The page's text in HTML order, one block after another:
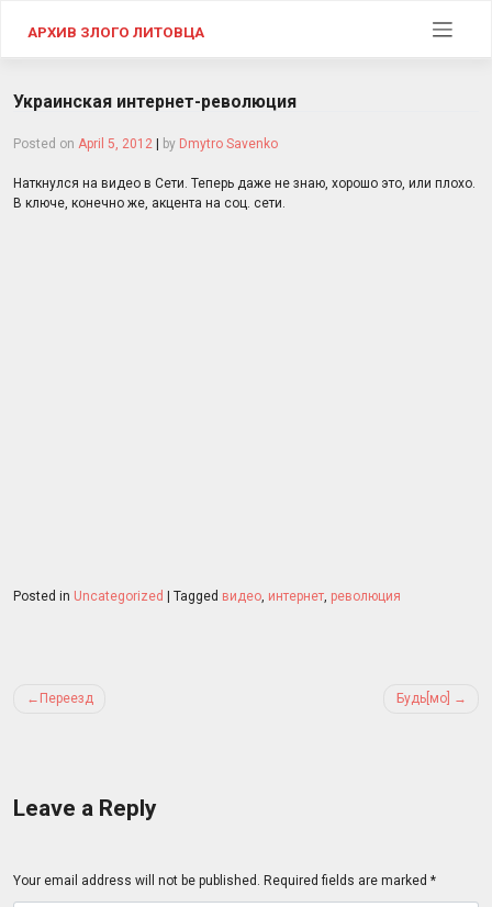
АРХИВ ЗЛОГО ЛИТОВЦА
Украинская интернет-революция
Posted on April 5, 2012 | by Dmytro Savenko
Наткнулся на видео в Сети. Теперь даже не знаю, хорошо это, или плохо.
В ключе, конечно же, акцента на соц. сети.
Posted in Uncategorized Tagged видео, интернет, революция
Post
Переезд Будь[мо]
Leave a Reply
Your email address will not be published. Required fields are marked *